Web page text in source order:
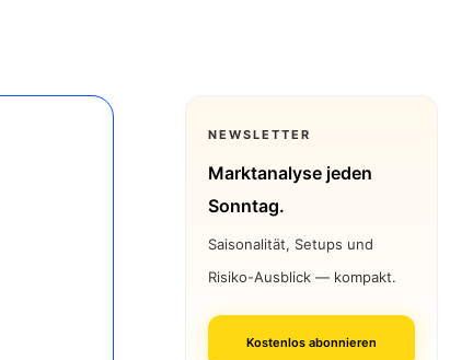
NEWSLETTER
Marktanalyse jeden
Sonntag.
Saisonalität, Setups und
Risiko-Ausblick — kompakt.
Kostenlos abonnieren